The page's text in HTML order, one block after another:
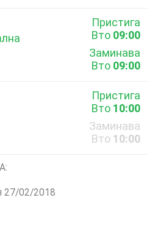
Пристига
Вто 09:00
Заминава
Вто 09:00
Пристига
Вто 10:00
Заминава
Вто 10:00
27/02/2018